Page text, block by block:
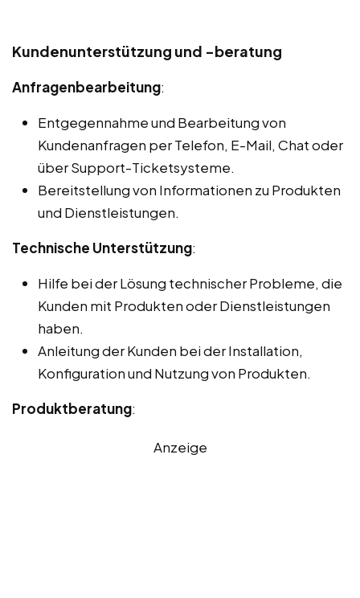
Kundenunterstützung und -beratung
Anfragenbearbeitung:
Entgegennahme und Bearbeitung von
Kundenanfragen per Telefon, E-Mail, Chat oder
über Support-Ticketsysteme.
Bereitstellung von Informationen zu Produkten
und Dienstleistungen.
Technische Unterstützung:
Hilfe bei der Lösung technischer Probleme, die
Kunden mit Produkten oder Dienstleistungen
haben.
Anleitung der Kunden bei der Installation,
Konfiguration und Nutzung von Produkten.
Produktberatung:
Anzeige